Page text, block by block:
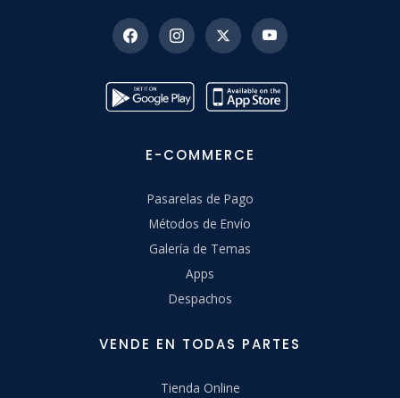
E-COMMERCE
Pasarelas de Pago
Métodos de Envío
Galería de Temas
Apps
Despachos
VENDE EN TODAS PARTES
Tienda Online